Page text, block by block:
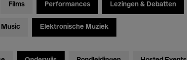
Films Performances Lezingen & Debatten
Music Elektronische Muziek